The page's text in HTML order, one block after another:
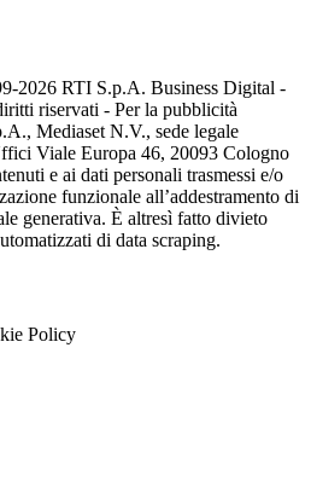
2026 RTI S.p.A. Business Digital -
riservati - Per la pubblicità
Mediaset N.V., sede legale
Viale Europa 46, 20093 Cologno
e ai dati personali trasmessi e/o
funzionale all’addestramento di
generativa. È altresì fatto divieto
di data scraping.
Policy